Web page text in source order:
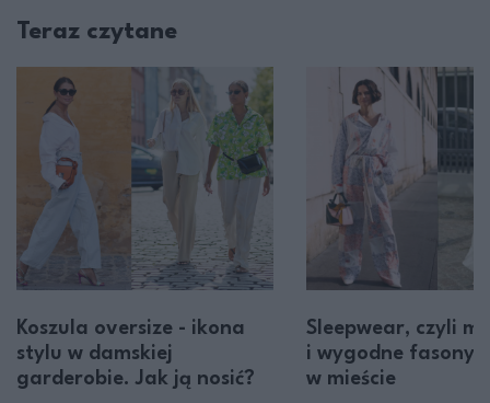
Teraz czytane
Koszula oversize - ikona
stylu w damskiej
garderobie. Jak ją nosić?
Sleepwear, czyli
i wygodne fasony
w mieście